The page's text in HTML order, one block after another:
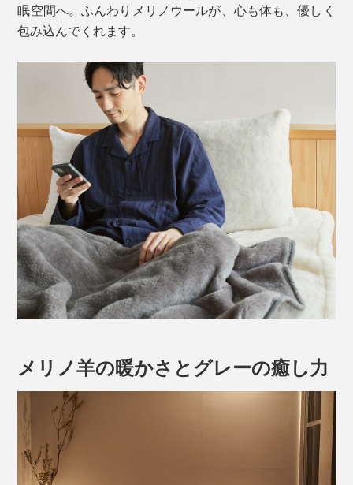
眠空間へ。ふんわりメリノウールが、心も体も、優しく
包み込んでくれます。
メリノ羊の暖かさとグレーの癒し力